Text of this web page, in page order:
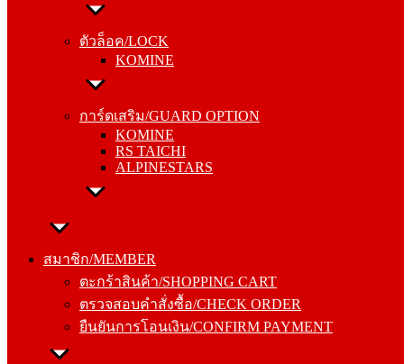
ตัวล็อค/LOCK
KOMINE
การ์ดเสริม/GUARD OPTION
KOMINE
RS TAICHI
ALPINESTARS
สมาชิก/MEMBER
ตะกร้าสินค้า/SHOPPING CART
ตรวจสอบคำสั่งซื้อ/CHECK ORDER
ยืนยันการโอนเงิน/CONFIRM PAYMENT
ตัวล็อค/LOCK
การ์ดเสริม/GUARD OPTION
RS TAICHI
ALPINESTARS
สมาชิก/MEMBER
ตรวจสอบคำสั่งซื้อ/CHECK ORDER
ยืนยันการโอนเงิน/CONFIRM PAYMENT